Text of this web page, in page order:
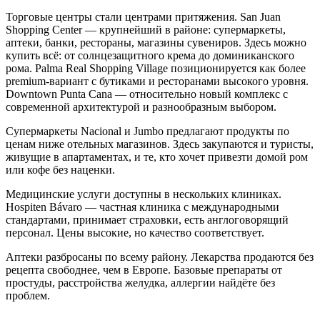
Торговые центры стали центрами притяжения. San Juan
Shopping Center — крупнейший в районе: супермаркеты,
аптеки, банки, рестораны, магазины сувениров. Здесь можно
купить всё: от солнцезащитного крема до доминиканского
рома. Palma Real Shopping Village позиционируется как более
premium-вариант с бутиками и ресторанами высокого уровня.
Downtown Punta Cana — относительно новый комплекс с
современной архитектурой и разнообразным выбором.
Супермаркеты Nacional и Jumbo предлагают продукты по
ценам ниже отельных магазинов. Здесь закупаются и туристы,
живущие в апартаментах, и те, кто хочет привезти домой ром
или кофе без наценки.
Медицинские услуги доступны в нескольких клиниках.
Hospiten Bávaro — частная клиника с международными
стандартами, принимает страховки, есть англоговорящий
персонал. Цены высокие, но качество соответствует.
Аптеки разбросаны по всему району. Лекарства продаются без
рецепта свободнее, чем в Европе. Базовые препараты от
простуды, расстройства желудка, аллергии найдёте без
проблем.